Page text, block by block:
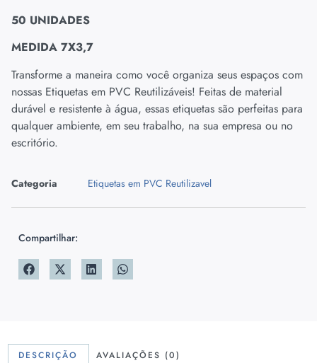
50 UNIDADES
MEDIDA 7X3,7
Transforme a maneira como você organiza seus espaços com
nossas Etiquetas em PVC Reutilizáveis! Feitas de material
durável e resistente à água, essas etiquetas são perfeitas para
qualquer ambiente, em seu trabalho, na sua empresa ou no
escritório.
Categoria Etiquetas em PVC Reutilizavel
Compartilhar:
DESCRIÇÃO AVALIAÇÕES (0)